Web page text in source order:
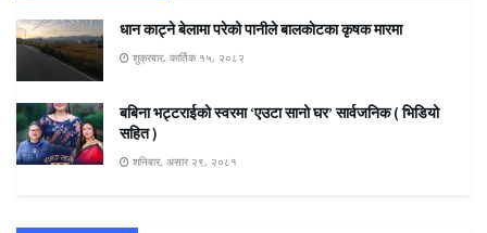
धान काट्ने बेलामा परेको पानीले बालकाेटका कृषक मारमा
शुक्रबार, कार्तिक १५, २०८२
बबिना भट्टराईको स्वरमा ‘एउटा सानो घर’ सार्वजनिक ( भिडियो
सहित )
शनिबार, असार २९, २०८१